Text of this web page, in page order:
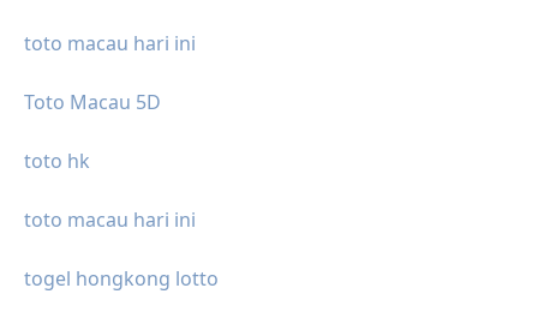
toto macau hari ini
Toto Macau 5D
toto hk
toto macau hari ini
togel hongkong lotto